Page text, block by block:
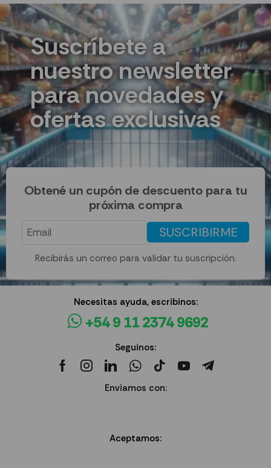
Suscríbete a
nuestro newsletter
para novedades y
ofertas exclusivas
Obtené un cupón de descuento para tu
próxima compra
SUSCRIBIRME
Recibirás un correo para validar tu suscripción.
Necesitas ayuda, escribinos:
+54 9 11 2374 9692
Seguinos:
Enviamos con:
Aceptamos: